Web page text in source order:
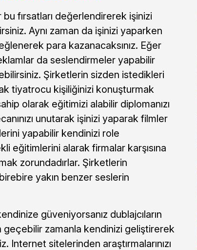
fırsatları değerlendirerek işinizi
Aynı zaman da işinizi yaparken
para kazanacaksınız. Eğer
da seslendirmeler yapabilir
Şirketlerin sizden istedikleri
tiyatrocu kişiliğinizi konuşturmak
olarak eğitimizi alabilir diplomanızı
unutarak işinizi yaparak filmler
yapabilir kendinizi role
eğitimlerini alarak firmalar karşısına
zorundadırlar. Şirketlerin
yakın benzer seslerin
güveniyorsanız dublajcıların
geçebilir zamanla kendinizi geliştirerek
Internet sitelerinden araştırmalarınızı